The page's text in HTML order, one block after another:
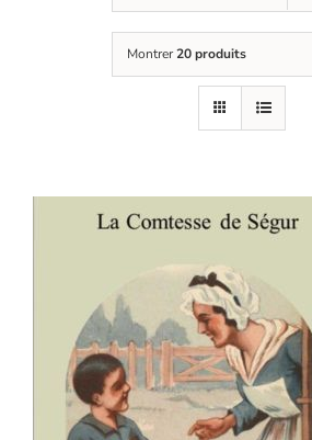
Montrer20 produits
AJOUTER AU PANIER / DÉTAILS